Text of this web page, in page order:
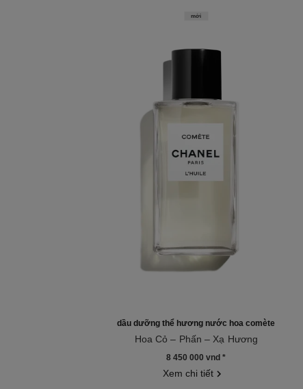
dầu dưỡng thể hương nước hoa comète
Hoa Cỏ – Phấn – Xạ Hương
mới
8 450 000 vnd*
Xem chi tiết